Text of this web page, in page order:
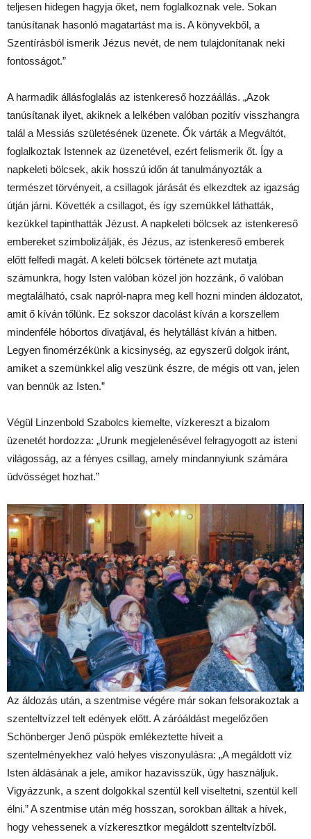
teljesen hidegen hagyja őket, nem foglalkoznak vele. Sokan
tanúsítanak hasonló magatartást ma is. A könyvekből, a
Szentírásból ismerik Jézus nevét, de nem tulajdonítanak neki
fontosságot.”
A harmadik állásfoglalás az istenkereső hozzáállás. „Azok
tanúsítanak ilyet, akiknek a lelkében valóban pozitív visszhangra
talál a Messiás születésének üzenete. Ők várták a Megváltót,
foglalkoztak Istennek az üzenetével, ezért felismerik őt. Így a
napkeleti bölcsek, akik hosszú időn át tanulmányozták a
természet törvényeit, a csillagok járását és elkezdtek az igazság
útján járni. Követték a csillagot, és így szemükkel láthatták,
kezükkel tapinthatták Jézust. A napkeleti bölcsek az istenkereső
embereket szimbolizálják, és Jézus, az istenkereső emberek
előtt felfedi magát. A keleti bölcsek története azt mutatja
számunkra, hogy Isten valóban közel jön hozzánk, ő valóban
megtalálható, csak napról-napra meg kell hozni minden áldozatot,
amit ő kíván tőlünk. Ez sokszor dacolást kíván a korszellem
mindenféle hóbortos divatjával, és helytállást kíván a hitben.
Legyen finomérzékünk a kicsinység, az egyszerű dolgok iránt,
amiket a szemünkkel alig veszünk észre, de mégis ott van, jelen
van bennük az Isten.”
Végül Linzenbold Szabolcs kiemelte, vízkereszt a bizalom
üzenetét hordozza: „Urunk megjelenésével felragyogott az isteni
világosság, az a fényes csillag, amely mindannyiunk számára
üdvösséget hozhat.”
Az áldozás után, a szentmise végére már sokan felsorakoztak a
szenteltvízzel telt edények előtt. A záróáldást megelőzően
Schönberger Jenő püspök emlékeztette híveit a
szentelményekhez való helyes viszonyulásra: „A megáldott víz
Isten áldásának a jele, amikor hazavisszük, úgy használjuk.
Vigyázzunk, a szent dolgokkal szentül kell viseltetni, szentül kell
élni.” A szentmise után még hosszan, sorokban álltak a hívek,
hogy vehessenek a vízkeresztkor megáldott szenteltvízből.